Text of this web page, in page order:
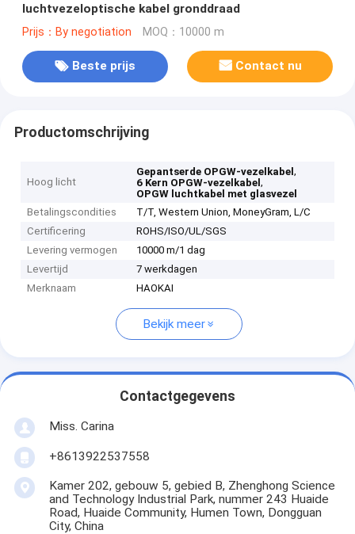
luchtvezeloptische kabel gronddraad
Prijs：By negotiation MOQ：10000 m
Beste prijs Contact nu
Productomschrijving
Hoog licht
Gepantserde OPGW-vezelkabel,
6 Kern OPGW-vezelkabel,
OPGW luchtkabel met glasvezel
Betalingscondities
T/T, Western Union, MoneyGram, L/C
Certificering
ROHS/ISO/UL/SGS
Levering vermogen
10000 m/1 dag
Levertijd
7 werkdagen
Merknaam
HAOKAI
Bekijk meer
Contactgegevens
Miss. Carina
+8613922537558
Kamer 202, gebouw 5, gebied B, Zhenghong Science
and Technology Industrial Park, nummer 243 Huaide
Road, Huaide Community, Humen Town, Dongguan
City, China